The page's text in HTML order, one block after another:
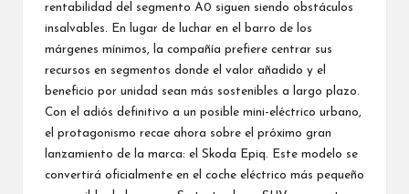
rentabilidad del segmento A0 siguen siendo obstáculos
insalvables. En lugar de luchar en el barro de los
márgenes mínimos, la compañía prefiere centrar sus
recursos en segmentos donde el valor añadido y el
beneficio por unidad sean más sostenibles a largo plazo.
Con el adiós definitivo a un posible mini-eléctrico urbano,
el protagonismo recae ahora sobre el próximo gran
lanzamiento de la marca: el Skoda Epiq . Este modelo se
convertirá oficialmente en el coche eléctrico más pequeño